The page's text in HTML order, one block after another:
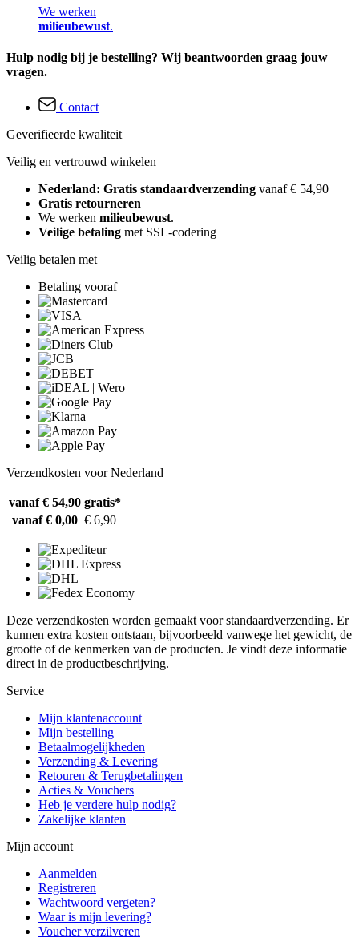
We werken
milieubewust.
Hulp nodig bij je bestelling? Wij beantwoorden graag jouw
vragen.
Contact
Geverifieerde kwaliteit
Veilig en vertrouwd winkelen
Nederland: Gratis standaardverzending vanaf € 54,90
Gratis retourneren
We werken milieubewust.
Veilige betaling met SSL-codering
Veilig betalen met
Betaling vooraf
Verzendkosten voor Nederland
vanaf € 54,90 gratis*
vanaf € 0,00 € 6,90
Deze verzendkosten worden gemaakt voor standaardverzending. Er
kunnen extra kosten ontstaan, bijvoorbeeld vanwege het gewicht, de
grootte of de kenmerken van de producten. Je vindt deze informatie
direct in de productbeschrijving.
Service
Mijn klantenaccount
Mijn bestelling
Betaalmogelijkheden
Verzending & Levering
Retouren & Terugbetalingen
Acties & Vouchers
Heb je verdere hulp nodig?
Zakelijke klanten
Mijn account
Aanmelden
Registreren
Wachtwoord vergeten?
Waar is mijn levering?
Voucher verzilveren